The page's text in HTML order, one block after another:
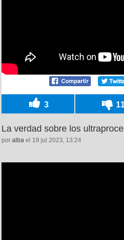
3
La verdad sobre los
por alba el 19 jul 2023, 13:24